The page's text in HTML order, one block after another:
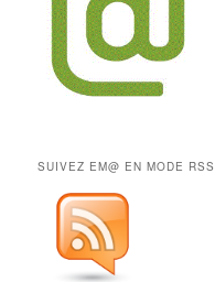
SUIVEZ EM@ EN MODE RSS